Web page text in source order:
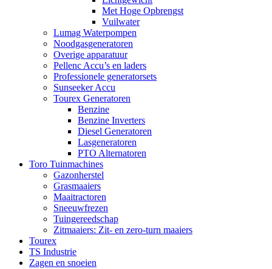
Met Hoge Opbrengst
Vuilwater
Lumag Waterpompen
Noodgasgeneratoren
Overige apparatuur
Pellenc Accu’s en laders
Professionele generatorsets
Sunseeker Accu
Tourex Generatoren
Benzine
Benzine Inverters
Diesel Generatoren
Lasgeneratoren
PTO Alternatoren
Toro Tuinmachines
Gazonherstel
Grasmaaiers
Maaitractoren
Sneeuwfrezen
Tuingereedschap
Zitmaaiers: Zit- en zero-turn maaiers
Tourex
TS Industrie
Zagen en snoeien